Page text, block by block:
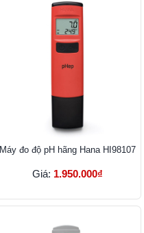
Máy đo độ pH hãng Hana HI98107
Giá: 1.950.000₫